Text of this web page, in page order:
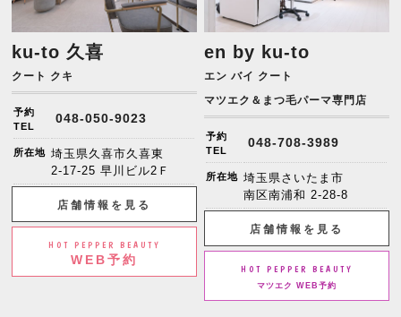
ku-to 久喜
クート クキ
予約
TEL
048-050-9023
所在地 埼玉県久喜市久喜東
2-17-25 早川ビル2Ｆ
店舗情報を見る
HOT PEPPER BEAUTY
WEB予約
en by ku-to
エン バイ クート
マツエク＆まつ毛パーマ専門店
予約
TEL
048-708-3989
所在地 埼玉県さいたま市
南区南浦和 2-28-8
店舗情報を見る
HOT PEPPER BEAUTY
マツエク WEB予約